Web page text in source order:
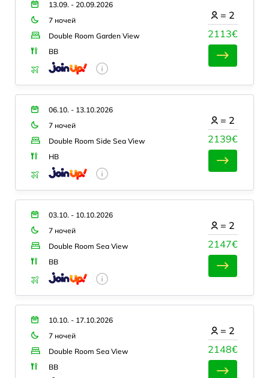
13.09. - 20.09.2026
7 ночей
Double Room Garden View
BB
2113€
= 2
06.10. - 13.10.2026
7 ночей
Double Room Side Sea View
HB
2139€
= 2
03.10. - 10.10.2026
7 ночей
Double Room Sea View
BB
2147€
= 2
10.10. - 17.10.2026
7 ночей
Double Room Sea View
BB
2148€
= 2